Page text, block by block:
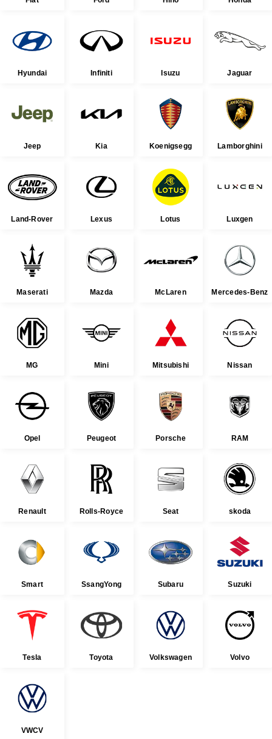
Hyundai Infiniti Isuzu Jaguar
Jeep Kia Koenigsegg Lamborghini
Land-Rover Lexus Lotus Luxgen
Maserati Mazda McLaren Mercedes-Benz
MG Mini Mitsubishi Nissan
Opel Peugeot Porsche RAM
Renault Rolls-Royce Seat skoda
Smart SsangYong Subaru Suzuki
Tesla Toyota Volkswagen Volvo
VWCV